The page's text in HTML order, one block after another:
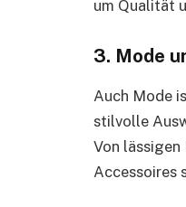
um Qualität
3. Mode
Auch Mode
stilvolle
Von lässigen
Accessoires